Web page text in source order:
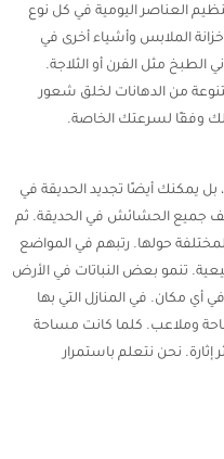
العناصر اليومية في كل نوع
الملابس وأشياء أخرى في
الطبخ مثل الفرن أو الثلاجة.
من الدهانات لخلق شعور
ذلك وفقًا لسرعتك الخاصة.
بل يمكنك أيضًا تجديد الحديقة في
الحشائش في الحديقة. ثم
حولها. رتبهم في المواضع
تنمو بعض النباتات في الأرض
أي مكان. في المنازل التي بها
وملاعب. كلما كانت مساحة
إثارة. نحن نتعلم باستمرار